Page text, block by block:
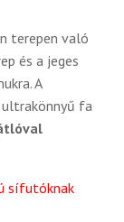
terepen való
és a jeges
A
fa
sífutóknak